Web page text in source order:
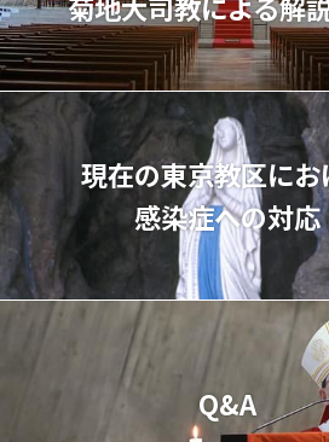
現在の東京教区にお
感染症への対応
Q&A